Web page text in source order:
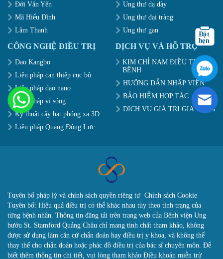
Đới Văn Yến
Mã Hiểu Dĩnh
Lâm Thanh
Ung thư dạ dày
Ung thư đại tràng
Ung thư gan
CÔNG NGHỆ ĐIỀU TRỊ
Dao Kangbo
Liệu pháp can thiệp cục bộ
Liệu pháp dao nano
Liệu pháp vi sóng
Kỹ thuật cấy hạt phóng xạ 3D
Liệu pháp Quang Động Lực
DỊCH VỤ VÀ HỖ TRỢ
KIM CHỈ NAM ĐIỀU TRỊ
BỆNH
HƯỠNG DẪN NHẬP VIỆN
BẢO HIỂM HỢP TÁC
DỊCH VỤ GIÁ TRỊ GIA TĂNG
Tuyên bố pháp lý và chính sách quyền riêng tư Chính sách Cookie
Tuyên bố: Hiệu quả điều trị có thể khác nhau tùy theo tình trạng của
từng bệnh nhân. Thông tin đăng tải trên trang web của Bệnh viện Ung
bướu St. Stamford Quảng Châu chỉ mang tính chất tham khảo, không
được sử dụng làm căn cứ chẩn đoán hay điều trị y khoa, và không thể
thay thế cho chẩn đoán hoặc phác đồ điều trị của bác sĩ chuyên môn. Để
biết thêm thông tin chi tiết, vui lòng tham khảo Điều khoản miễn trừ